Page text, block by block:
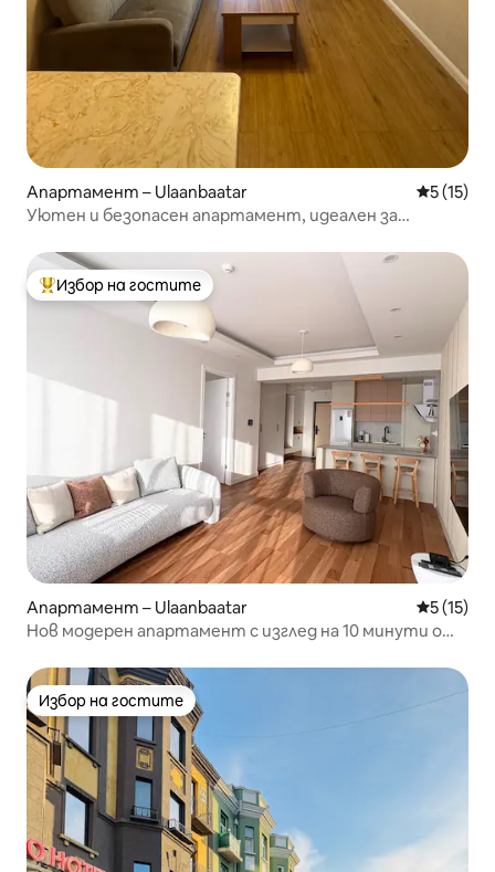
Апартамент – Ulaanbaatar Средна
5 (15)
Уютен и безопасен апартамент, идеален за
Най-популярен избор на гостите
Избор на гостите
Апартамент – Ulaanbaatar Средна
5 (15)
Нов модерен апартамент с изглед на 10 минути от
Избор на гостите
Избор на гостите